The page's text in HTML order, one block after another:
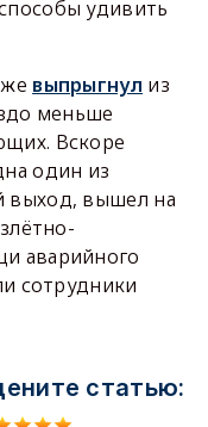
удивить
выпрыгнул из
меньше
Вскоре
один из
выход, вышел на
аварийного
сотрудники
статью: